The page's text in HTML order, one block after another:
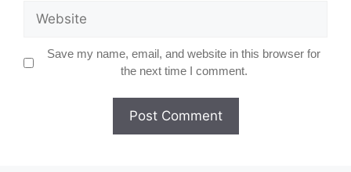
Website
Save my name, email, and website in this browser for
the next time I comment.